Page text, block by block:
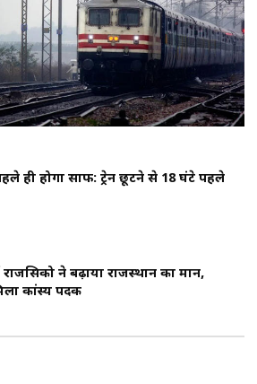
ही होगा साफ: ट्रेन छूटने से 18 घंटे पहले
राजसिको ने बढ़ाया राजस्थान का मान,
कांस्य पदक